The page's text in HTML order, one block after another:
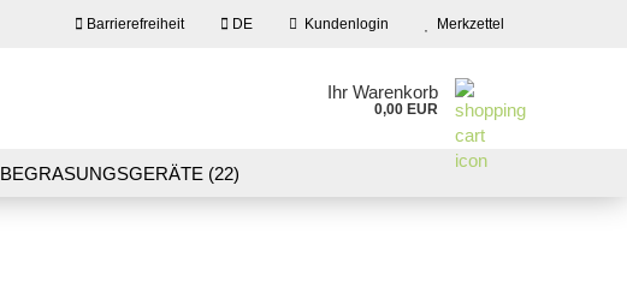
Barrierefreiheit DE Kundenlogin Merkzettel
Ihr Warenkorb
0,00 EUR
BEGRASUNGSGERÄTE (22)